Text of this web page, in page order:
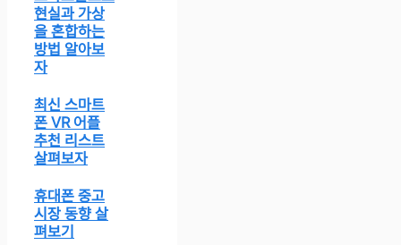
현실과 가상
을 혼합하는
방법 알아보
자
최신 스마트
폰 VR 어플
추천 리스트
살펴보자
휴대폰 중고
시장 동향 살
펴보기